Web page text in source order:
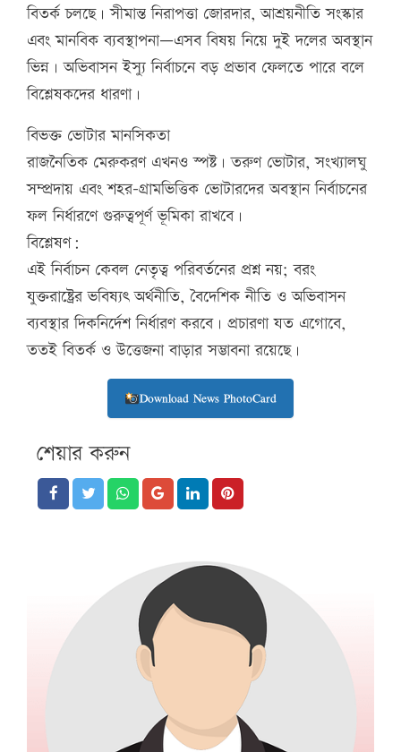
বিতর্ক চলছে। সীমান্ত নিরাপত্তা জোরদার, আশ্রয়নীতি সংস্কার
এবং মানবিক ব্যবস্থাপনা—এসব বিষয় নিয়ে দুই দলের অবস্থান
ভিন্ন। অভিবাসন ইস্যু নির্বাচনে বড় প্রভাব ফেলতে পারে বলে
বিশ্লেষকদের ধারণা।
বিভক্ত ভোটার মানসিকতা
রাজনৈতিক মেরুকরণ এখনও স্পষ্ট। তরুণ ভোটার, সংখ্যালঘু
সম্প্রদায় এবং শহর-গ্রামভিত্তিক ভোটারদের অবস্থান নির্বাচনের
ফল নির্ধারণে গুরুত্বপূর্ণ ভূমিকা রাখবে।
বিশ্লেষণ:
এই নির্বাচন কেবল নেতৃত্ব পরিবর্তনের প্রশ্ন নয়; বরং
যুক্তরাষ্ট্রের ভবিষ্যৎ অর্থনীতি, বৈদেশিক নীতি ও অভিবাসন
ব্যবস্থার দিকনির্দেশ নির্ধারণ করবে। প্রচারণা যত এগোবে,
ততই বিতর্ক ও উত্তেজনা বাড়ার সম্ভাবনা রয়েছে।
Download News PhotoCard
শেয়ার করুন